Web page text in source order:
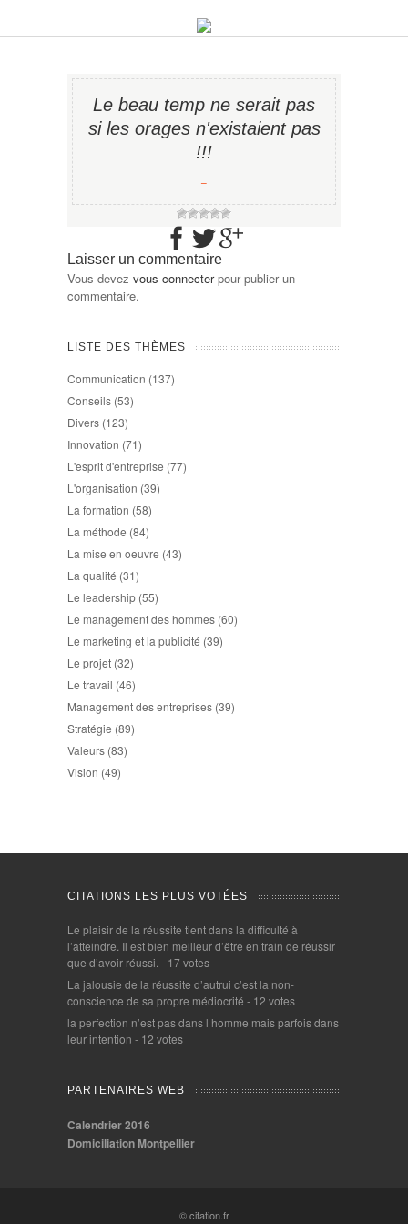
Le beau temp ne serait pas
si les orages n'existaient pas
!!!
−
Laisser un commentaire
Vous devez vous connecterpour publier un
commentaire.
LISTE DES THÈMES
Communication (137)
Conseils (53)
Divers (123)
Innovation (71)
L'esprit d'entreprise (77)
L'organisation (39)
La formation (58)
La méthode (84)
La mise en oeuvre (43)
La qualité (31)
Le leadership (55)
Le management des hommes (60)
Le marketing et la publicité (39)
Le projet (32)
Le travail (46)
Management des entreprises (39)
Stratégie (89)
Valeurs (83)
Vision (49)
CITATIONS LES PLUS VOTÉES
Le plaisir de la réussite tient dans la difficulté à
l’atteindre. Il est bien meilleur d’être en train de réussir
que d’avoir réussi. - 17 votes
La jalousie de la réussite d’autrui c’est la non-
conscience de sa propre médiocrité - 12 votes
la perfection n’est pas dans l homme mais parfois dans
leur intention - 12 votes
PARTENAIRES WEB
Calendrier 2016
Domiciliation Montpellier
© citation.fr